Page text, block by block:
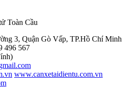
Toàn Cầu
3, Quận Gò Vấp, TP.Hồ Chí Minh
496 567
www.canxetaidientu.com.vn